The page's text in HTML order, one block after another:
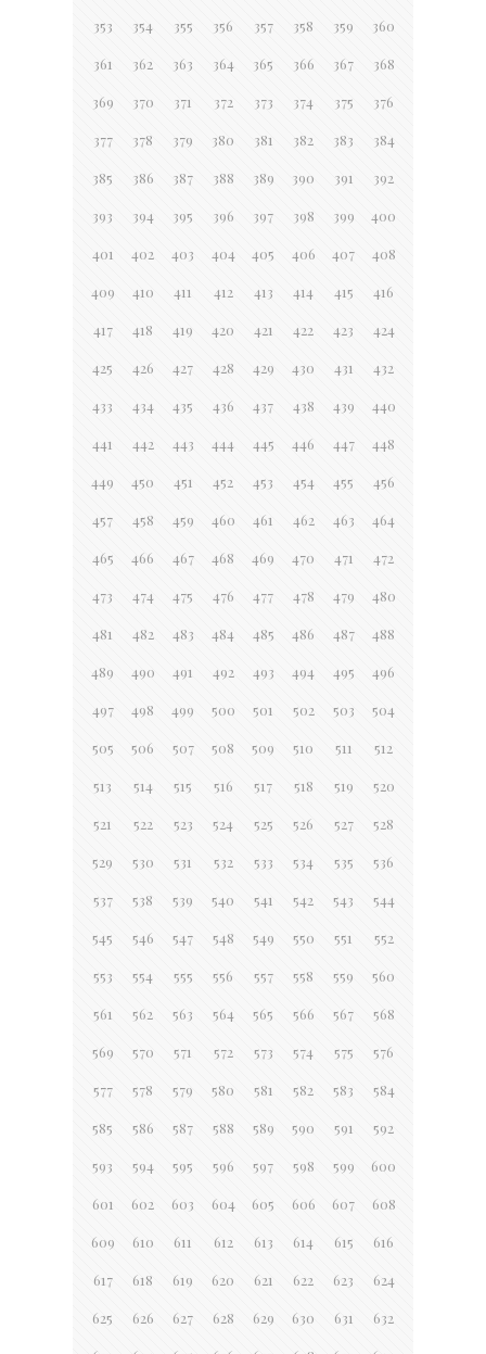
353 354 355 356 357 358 359 360
361 362 363 364 365 366 367 368
369 370 371 372 373 374 375 376
377 378 379 380 381 382 383 384
385 386 387 388 389 390 391 392
393 394 395 396 397 398 399 400
401 402 403 404 405 406 407 408
409 410 411 412 413 414 415 416
417 418 419 420 421 422 423 424
425 426 427 428 429 430 431 432
433 434 435 436 437 438 439 440
441 442 443 444 445 446 447 448
449 450 451 452 453 454 455 456
457 458 459 460 461 462 463 464
465 466 467 468 469 470 471 472
473 474 475 476 477 478 479 480
481 482 483 484 485 486 487 488
489 490 491 492 493 494 495 496
497 498 499 500 501 502 503 504
505 506 507 508 509 510 511 512
513 514 515 516 517 518 519 520
521 522 523 524 525 526 527 528
529 530 531 532 533 534 535 536
537 538 539 540 541 542 543 544
545 546 547 548 549 550 551 552
553 554 555 556 557 558 559 560
561 562 563 564 565 566 567 568
569 570 571 572 573 574 575 576
577 578 579 580 581 582 583 584
585 586 587 588 589 590 591 592
593 594 595 596 597 598 599 600
601 602 603 604 605 606 607 608
609 610 611 612 613 614 615 616
617 618 619 620 621 622 623 624
625 626 627 628 629 630 631 632